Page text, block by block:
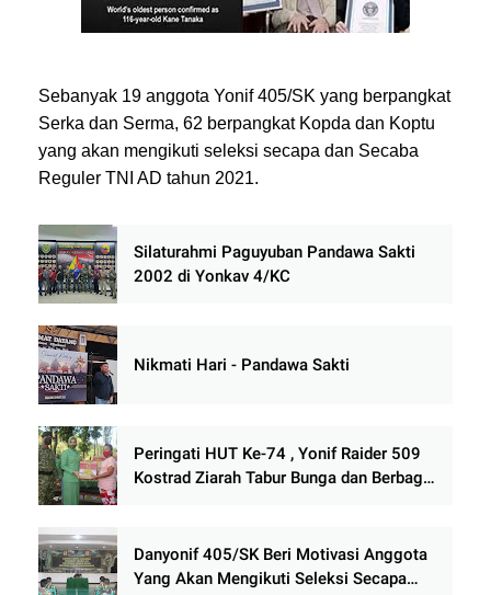
Sebanyak 19 anggota Yonif 405/SK yang berpangkat
Serka dan Serma, 62 berpangkat Kopda dan Koptu
yang akan mengikuti seleksi secapa dan Secaba
Reguler TNI AD tahun 2021.
Silaturahmi Paguyuban Pandawa Sakti
2002 di Yonkav 4/KC
Nikmati Hari - Pandawa Sakti
Peringati HUT Ke-74 , Yonif Raider 509
Kostrad Ziarah Tabur Bunga dan Berbagi
Danyonif 405/SK Beri Motivasi Anggota
Yang Akan Mengikuti Seleksi Secapa